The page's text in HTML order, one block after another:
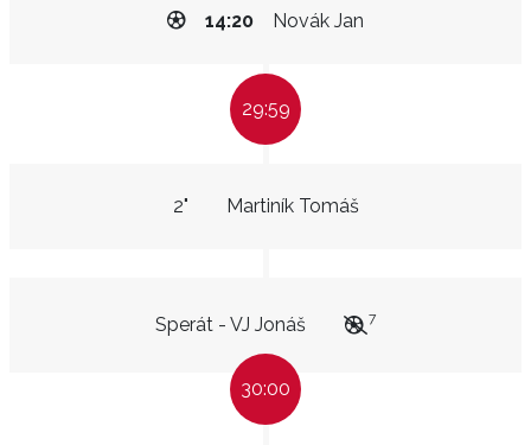
Novák Jan
14:20
29:59
Martiník Tomáš
2"
Sperát - VJ Jonáš 7
30:00